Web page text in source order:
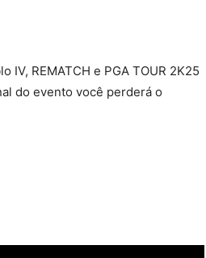
REMATCH e PGA TOUR 2K25
do evento você perderá o